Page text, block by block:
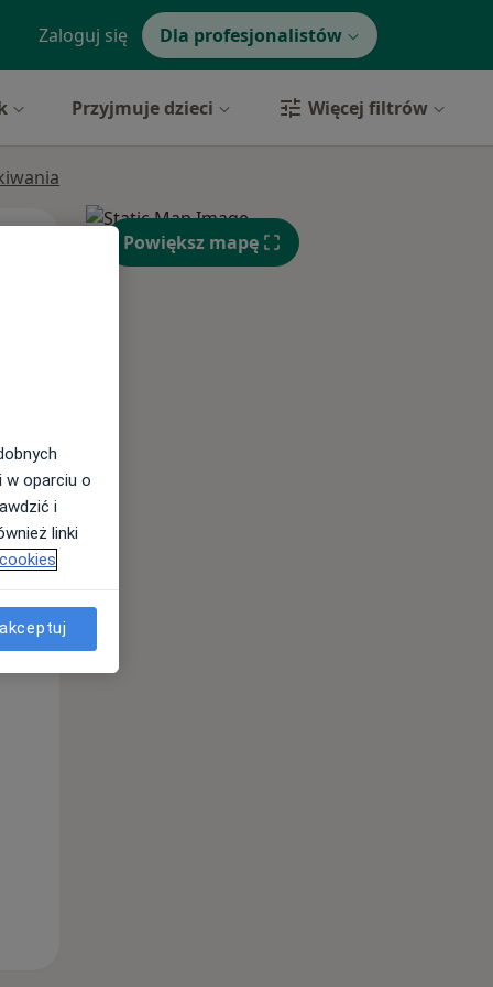
Zaloguj się Dla profesjonalistów
Przyjmuje dzieci Więcej filtrów
Śr, Czw,
11 Sie
Powiększ mapę
w oparciu o
i
linki